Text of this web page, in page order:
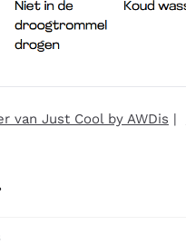
van Just Cool by AWDis |